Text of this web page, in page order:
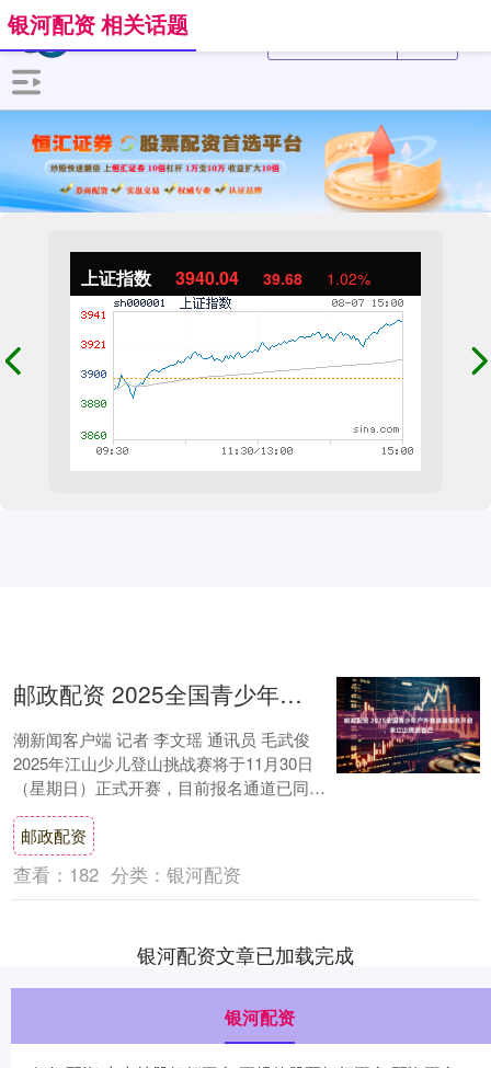
上证指数 3940.04 39.68 1.02%
银河配资 相关话题
邮政配资 2025全国青少年户外挑战赛报名开启，来江山挑战自己
潮新闻客户端 记者 李文瑶 通讯员 毛武俊
2025年江山少儿登山挑战赛将于11月30日
（星期日）正式开赛，目前报名通道已同步
开启，面向3-15岁青少年及家庭开....
邮政配资
查看： 182 分类： 银河配资
银河配资文章已加载完成
银河配资